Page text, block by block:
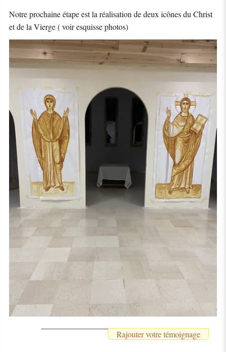
Notre prochaine étape est la réalisation de deux icônes du Christ
et de la Vierge ( voir esquisse photos)
Rajouter votre témoignage